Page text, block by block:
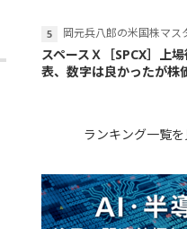
岡元兵八郎の米国株マス
スペースＸ［SPCX］上
表、数字は良かったが株
ランキング一覧を